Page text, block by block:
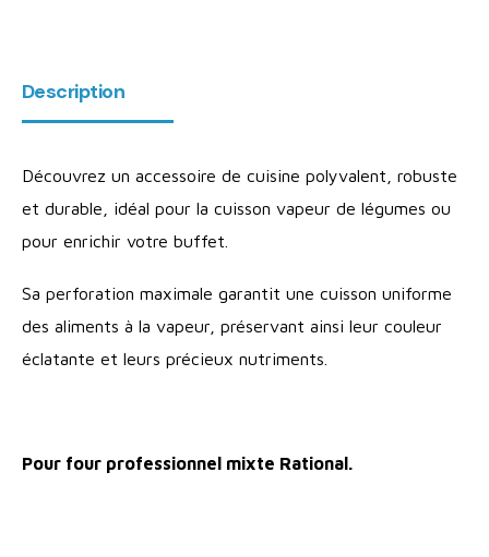
Description
Découvrez un accessoire de cuisine polyvalent, robuste
et durable, idéal pour la cuisson vapeur de légumes ou
pour enrichir votre buffet.
Sa perforation maximale garantit une cuisson uniforme
des aliments à la vapeur, préservant ainsi leur couleur
éclatante et leurs précieux nutriments.
Pour four professionnel mixte Rational.